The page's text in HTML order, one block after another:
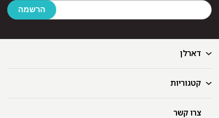
דארלן
דף הבית
GIFT CARD
קטגוריות
מצעים
צרו קשר